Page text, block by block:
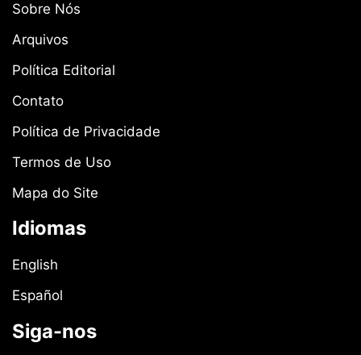
Sobre Nós
Arquivos
Política Editorial
Contato
Política de Privacidade
Termos de Uso
Mapa do Site
Idiomas
English
Español
Siga-nos